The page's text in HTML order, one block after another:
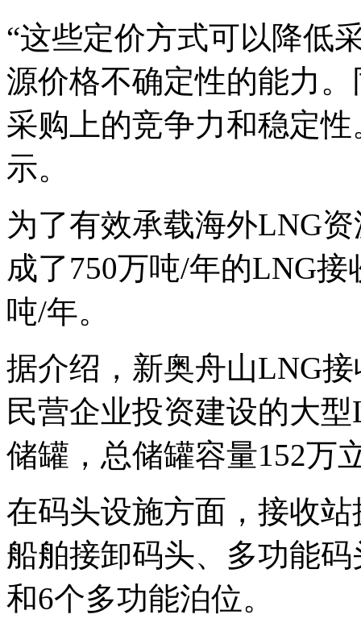
“这些定价方式可以降低
源价格不确定性的能力
采购上的竞争力和稳定
示。
为了有效承载海外LNG
成了750万吨/年的LNG
吨/年。
据介绍，新奥舟山LNG
民营企业投资建设的大
储罐，总储罐容量152万
在码头设施方面，接收
船舶接卸码头、多功能
和6个多功能泊位。